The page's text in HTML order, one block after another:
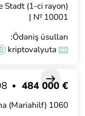
Stadt (1-ci rayon)
| № 10001
Ödəniş üsulları:
kriptovalyuta
€ 484 000
1060 Vyana (Mariahilf)